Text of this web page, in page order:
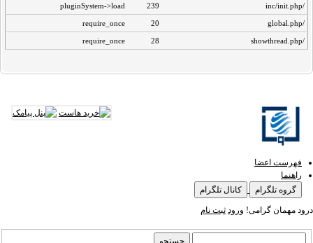
/inc/init.php
239
pluginSystem->load
/global.php
20
require_once
/showthread.php
28
require_once
فهرست اعضا
راهنما
گروه تلگرام
کانال تلگرام
درود مهمان گرامی! ورود ثبت نام